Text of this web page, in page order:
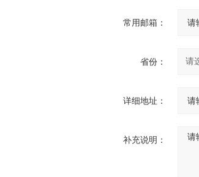
常用邮箱：
省份：
详细地址：
补充说明：